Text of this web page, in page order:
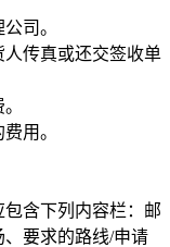
司。
传真或还交签收单
用。
含下列内容栏：邮
要求的路线/申请